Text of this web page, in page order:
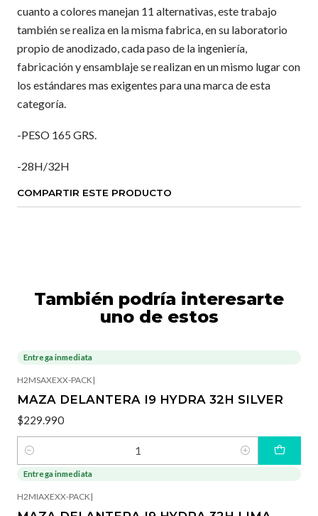
cuanto a colores manejan 11 alternativas, este trabajo
también se realiza en la misma fabrica, en su laboratorio
propio de anodizado, cada paso de la ingeniería,
fabricación y ensamblaje se realizan en un mismo lugar con
los estándares mas exigentes para una marca de esta
categoría.
-PESO 165 GRS.
-28H/32H
COMPARTIR ESTE PRODUCTO
También podría interesarte
uno de estos
Entrega inmediata
H2MSAXEXX-PACK|
MAZA DELANTERA I9 HYDRA 32H SILVER
$229.990
Cantidad
-17%
Entrega inmediata
H2MIAXEXX-PACK |